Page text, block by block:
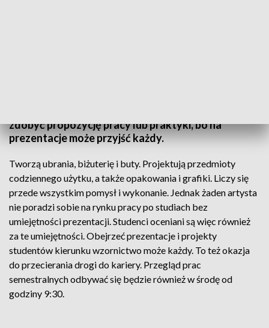
zdobyć propozycję pracy lub praktyki, bo na
prezentacje może przyjść każdy.
Tworzą ubrania, biżuterię i buty. Projektują przedmioty
codziennego użytku, a także opakowania i grafiki. Liczy się
przede wszystkim pomysł i wykonanie. Jednak żaden artysta
nie poradzi sobie na rynku pracy po studiach bez
umiejętności prezentacji. Studenci oceniani są więc również
za te umiejętności. Obejrzeć prezentacje i projekty
studentów kierunku wzornictwo może każdy. To też okazja
do przecierania drogi do kariery. Przegląd prac
semestralnych odbywać się będzie również w środę od
godziny 9:30.